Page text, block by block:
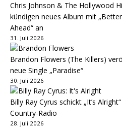
Chris Johnson & The Hollywood
kündigen neues Album mit
Ahead“ an
31. Juli 2026
Brandon Flowers (The Killers)
neue Single „Paradise“
30. Juli 2026
Billy Ray Cyrus schickt „It’s
Country-Radio
28. Juli 2026